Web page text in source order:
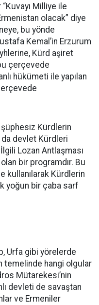
Milliye ile
olacak” diye
bu yönde
Kemal’in Erzurum
Kürd aşiret
çerçevede
hükümeti ile yapılan
Kürdlerin
devlet Kürdleri
Lozan Antlaşması
bir programdır. Bu
kullanılarak Kürdlerin
yoğun bir çaba sarf
Urfa gibi yörelerde
temelinde hangi olgular
Mütarekesi’nin
devleti de savaştan
ve Ermeniler